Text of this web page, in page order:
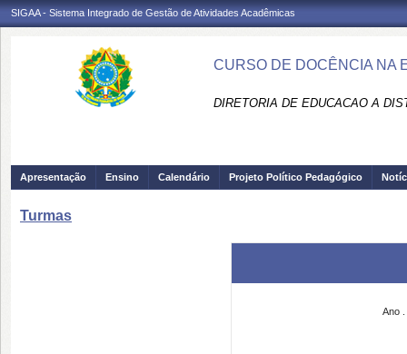
SIGAA - Sistema Integrado de Gestão de Atividades Acadêmicas
CURSO DE DOCÊNCIA NA
DIRETORIA DE EDUCACAO A
Apresentação Ensino Calendário Projeto Político Pedagógico
Turmas
Ano